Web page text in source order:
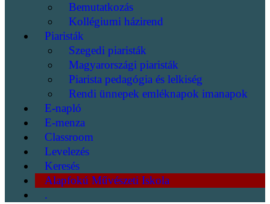
Bemutatkozás
Kollégiumi házirend
Piaristák
Szegedi piaristák
Magyarországi piaristák
Piarista pedagógia és lelkiség
Rendi ünnepek emléknapok imanapok
E-napló
E-menza
Classroom
Levelezés
Keresés
Alapfokú Művészeti Iskola
.